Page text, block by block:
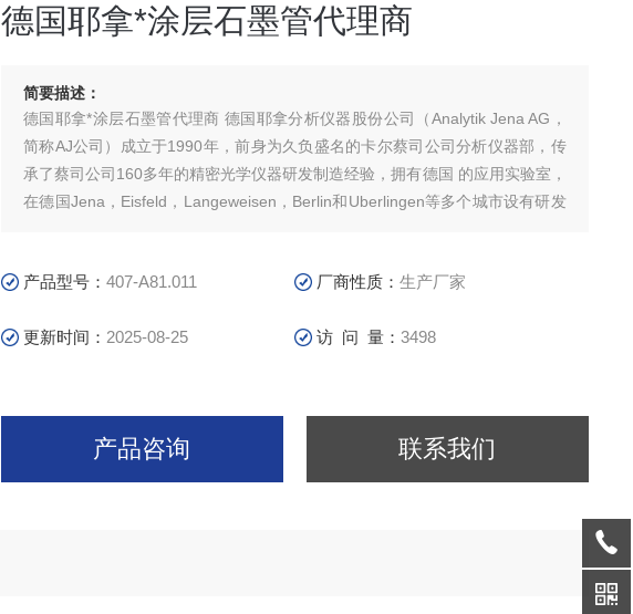
德国耶拿*涂层石墨管代理商
简要描述：
德国耶拿*涂层石墨管代理商 德国耶拿分析仪器股份公司（Analytik Jena AG，
简称AJ公司）成立于1990年，前身为久负盛名的卡尔蔡司公司分析仪器部，传
承了蔡司公司160多年的精密光学仪器研发制造经验，拥有德国 的应用实验室，
在德国Jena，Eisfeld，Langeweisen，Berlin和Uberlingen等多个城市设有研发
产品型号：407-A81.011 厂商性质：生产厂家
更新时间： 2025-08-25 访 问 量：3498
产品咨询 联系我们